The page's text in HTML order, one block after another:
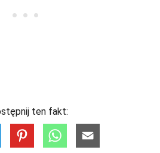
ten fakt: